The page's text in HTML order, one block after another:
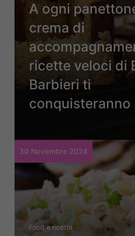
A ogni
crema di
ricette veloci di
Barbieri ti
conquisteranno
30 Novembre 2024
Food e ricette